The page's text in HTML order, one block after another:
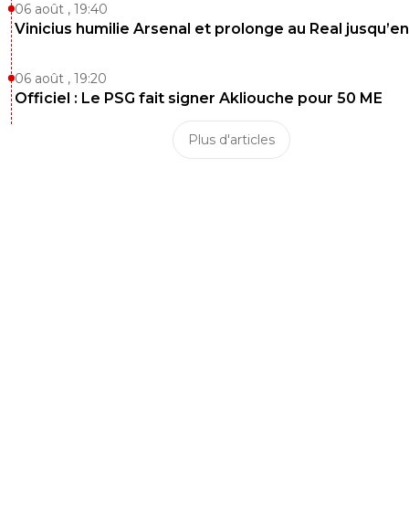
06 août , 19:40
Vinicius humilie Arsenal et prolonge au Real
06 août , 19:20
Officiel : Le PSG fait signer Akliouche pour 50 ME
Plus d'articles